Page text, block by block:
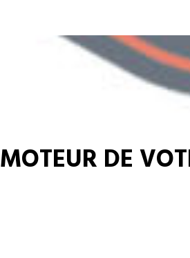
MOTEUR DE